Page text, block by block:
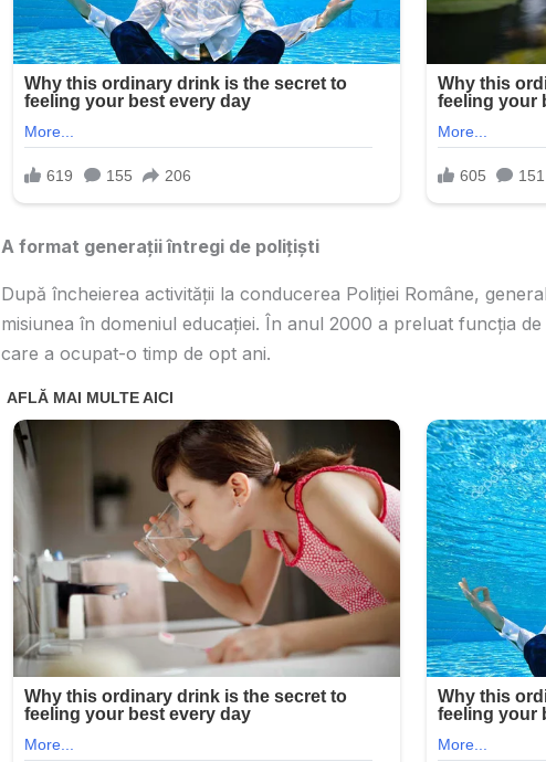
A format generații întregi de polițiști
După încheierea activității la conducerea Poliției Române,
misiunea în domeniul educației. În anul 2000 a preluat funcția
care a ocupat-o timp de opt ani.